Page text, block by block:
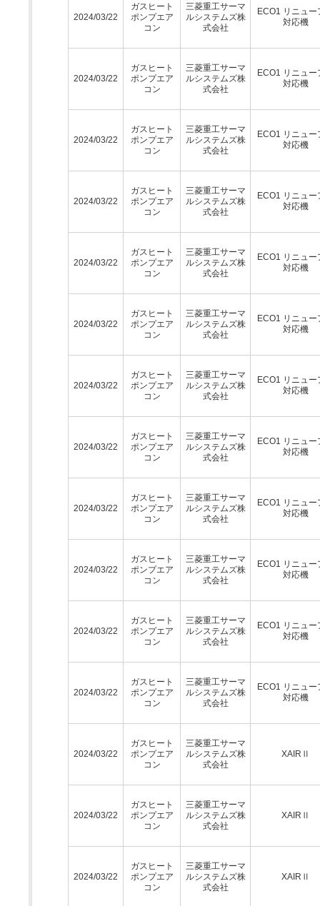
2024/03/22
ガスヒート
ポンプエア
コン
三菱重工サーマ
ルシステムズ株
式会社
ECO1 リニュー
対応機
2024/03/22
ガスヒート
ポンプエア
コン
三菱重工サーマ
ルシステムズ株
式会社
ECO1 リニュー
対応機
2024/03/22
ガスヒート
ポンプエア
コン
三菱重工サーマ
ルシステムズ株
式会社
ECO1 リニュー
対応機
2024/03/22
ガスヒート
ポンプエア
コン
三菱重工サーマ
ルシステムズ株
式会社
ECO1 リニュー
対応機
2024/03/22
ガスヒート
ポンプエア
コン
三菱重工サーマ
ルシステムズ株
式会社
ECO1 リニュー
対応機
2024/03/22
ガスヒート
ポンプエア
コン
三菱重工サーマ
ルシステムズ株
式会社
ECO1 リニュー
対応機
2024/03/22
ガスヒート
ポンプエア
コン
三菱重工サーマ
ルシステムズ株
式会社
ECO1 リニュー
対応機
2024/03/22
ガスヒート
ポンプエア
コン
三菱重工サーマ
ルシステムズ株
式会社
ECO1 リニュー
対応機
2024/03/22
ガスヒート
ポンプエア
コン
三菱重工サーマ
ルシステムズ株
式会社
ECO1 リニュー
対応機
2024/03/22
ガスヒート
ポンプエア
コン
三菱重工サーマ
ルシステムズ株
式会社
ECO1 リニュー
対応機
2024/03/22
ガスヒート
ポンプエア
コン
三菱重工サーマ
ルシステムズ株
式会社
ECO1 リニュー
対応機
2024/03/22
ガスヒート
ポンプエア
コン
三菱重工サーマ
ルシステムズ株
式会社
ECO1 リニュー
対応機
2024/03/22
ガスヒート
ポンプエア
コン
三菱重工サーマ
ルシステムズ株
式会社
XAIRⅡ
2024/03/22
ガスヒート
ポンプエア
コン
三菱重工サーマ
ルシステムズ株
式会社
XAIRⅡ
2024/03/22
ガスヒート
ポンプエア
コン
三菱重工サーマ
ルシステムズ株
式会社
XAIRⅡ